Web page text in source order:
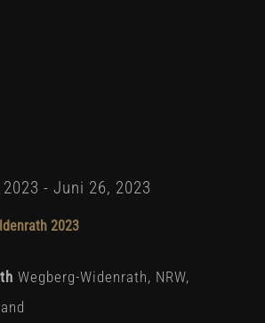
2023
- Juni 26, 2023
Wegberg-Widenrath, NRW,